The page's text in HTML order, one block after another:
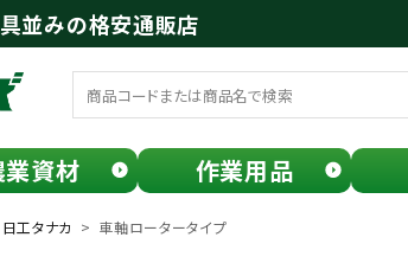
並みの格安通販店
業資材 作業用品
日工タナカ 車軸ロータータイプ